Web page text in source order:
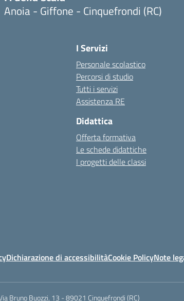
Anoia - Giffone - Cinquefrondi (RC)
I Servizi
Personale scolastico
Percorsi di studio
Tutti i servizi
Assistenza RE
Didattica
Offerta formativa
Le schede didattiche
I progetti delle classi
Dichiarazione di accessibilitàCookie PolicyNote
Bruno Buozzi, 13 - 89021 Cinquefrondi (RC)